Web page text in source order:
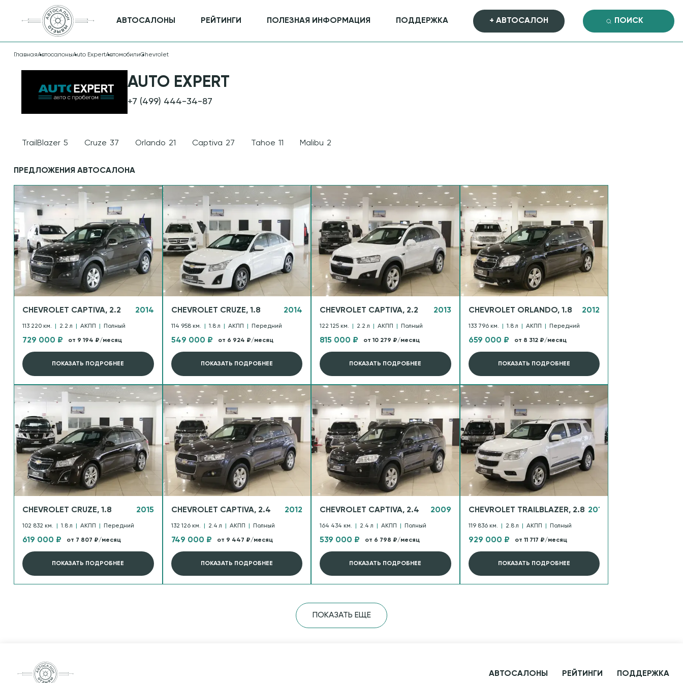
АВТОСАЛОНЫ РЕЙТИНГИ ПОЛЕЗНАЯ ИНФОРМАЦИЯ ПОДДЕРЖКА + АВТОСАЛОН
ГлавнаяАвтосалоныAuto ExpertАвтомобилиChevrolet
AUTO EXPERT
+7 (499) 444-34-87
TrailBlazer 5 Cruze 37 Orlando 21 Captiva 27 Tahoe 11 Malibu 2
ПРЕДЛОЖЕНИЯ АВТОСАЛОНА
CHEVROLET CAPTIVA, 2.2 2014
113 220 км. 2.2 л АКПП Полный
729 000 ₽ от 9 194 ₽/месяц
ПОКАЗАТЬ ПОДРОБНЕЕ
CHEVROLET CRUZE, 1.8 2014
114 958 км. 1.8 л АКПП Передний
549 000 ₽ от 6 924 ₽/месяц
ПОКАЗАТЬ ПОДРОБНЕЕ
CHEVROLET CAPTIVA, 2.2 2013
122 125 км. 2.2 л АКПП Полный
815 000 ₽ от 10 279 ₽/месяц
ПОКАЗАТЬ ПОДРОБНЕЕ
CHEVROLET ORLANDO, 1.8 2012
133 796 км. 1.8 л АКПП Передний
659 000 ₽ от 8 312 ₽/месяц
ПОКАЗАТЬ ПОДРОБНЕЕ
CHEVROLET CRUZE, 1.8 2015
102 832 км. 1.8 л АКПП Передний
619 000 ₽ от 7 807 ₽/месяц
ПОКАЗАТЬ ПОДРОБНЕЕ
CHEVROLET CAPTIVA, 2.4 2012
132 126 км. 2.4 л АКПП Полный
749 000 ₽ от 9 447 ₽/месяц
ПОКАЗАТЬ ПОДРОБНЕЕ
CHEVROLET CAPTIVA, 2.4 2009
164 434 км. 2.4 л АКПП Полный
539 000 ₽ от 6 798 ₽/месяц
ПОКАЗАТЬ ПОДРОБНЕЕ
CHEVROLET TRAILBLAZER, 2.8 2014
119 836 км. 2.8 л АКПП Полный
929 000 ₽ от 11 717 ₽/месяц
ПОКАЗАТЬ ПОДРОБНЕЕ
ПОКАЗАТЬ ЕЩЕ
АВТОСАЛОНЫ РЕЙТИНГИ ПОДДЕРЖКА